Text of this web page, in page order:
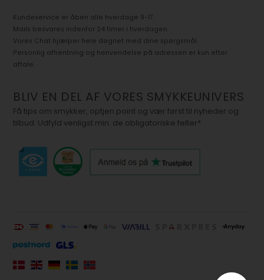
Kundeservice er åben alle hverdage 9-17.
Mails besvares indenfor 24 timer i hverdagen.
Vores Chat hjælper hele døgnet med dine spørgsmål.
Personlig afhentning og henvendelse på adressen er kun efter
aftale.
BLIV EN DEL AF VORES SMYKKEUNIVERS
Få tips om smykker, optjen point og vær først til nyheder og
tilbud. Udfyld venligst min. de obligatoriske felter*